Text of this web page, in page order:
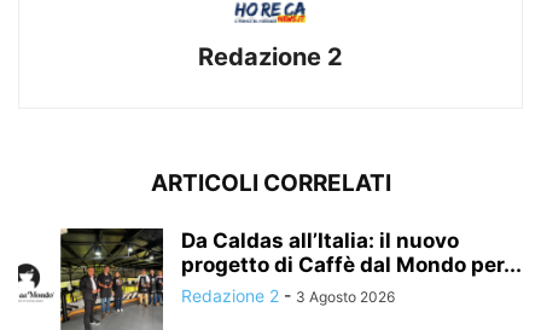
Redazione 2
ARTICOLI CORRELATI
Da Caldas all’Italia: il nuovo
progetto di Caffè dal Mondo per...
Redazione 2 - 3 Agosto 2026